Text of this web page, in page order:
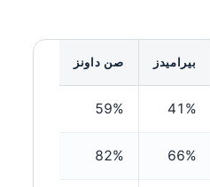
بيراميدز صن داونز
41%
59%
66%
82%